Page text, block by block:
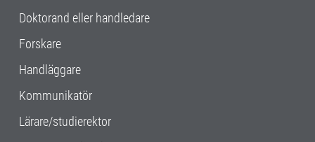
Doktorand eller handledare
Forskare
Handläggare
Kommunikatör
Lärare/studierektor